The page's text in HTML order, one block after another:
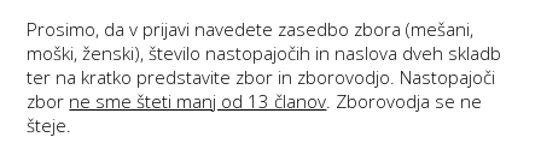
Prosimo, da v prijavi navedete zasedbo zbora (mešani,
moški, ženski), število nastopajočih in naslova dveh skladb
ter na kratko predstavite zbor in zborovodjo. Nastopajoči
zbor ne sme šteti manj od 13 članov. Zborovodja se ne
šteje.